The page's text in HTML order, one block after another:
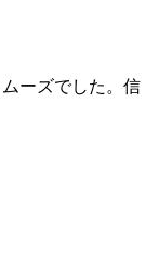
ーズでした。信